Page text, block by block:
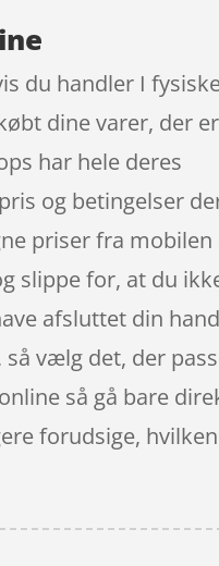
du handler I
dine varer, der er
har hele deres
og betingelser
priser fra mobilen
slippe for, at du
afsluttet din
vælg det, der
så gå bare
forudsige,